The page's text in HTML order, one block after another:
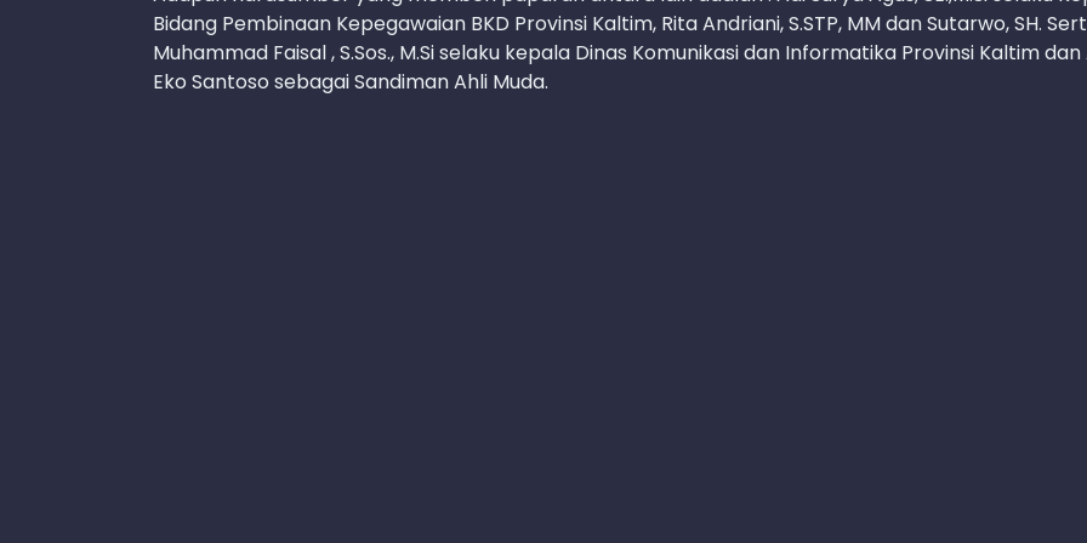
Bidang Pembinaan Kepegawaian BKD Provinsi Kaltim, Rita Andriani, S.STP, MM dan Sutarwo, SH.
Muhammad Faisal , S.Sos., M.Si selaku kepala Dinas Komunikasi dan Informatika Provinsi Kaltim dan
Eko Santoso sebagai Sandiman Ahli Muda.